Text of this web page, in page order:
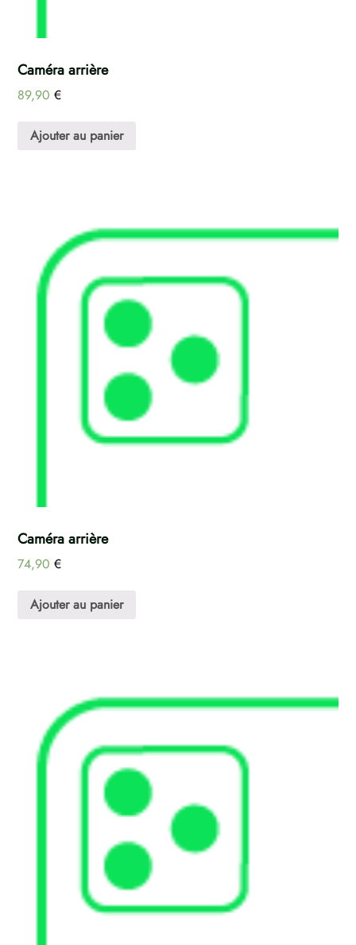
Caméra arrière
89,90 €
Ajouter au panier
Caméra arrière
74,90 €
Ajouter au panier